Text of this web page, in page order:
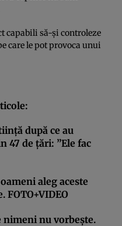
capabili să-şi controleze
care le pot provoca unui
după ce au
47 de ţări: ”Ele fac
aleg aceste
nimeni nu vorbeşte.